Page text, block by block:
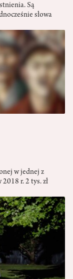
Są
słowa
w jednej z
r. 2 tys. zł